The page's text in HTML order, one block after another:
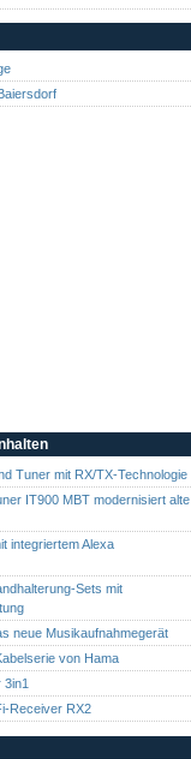
Tuner mit RX/TX-Technologie
IT900 MBT modernisiert alte
integriertem Alexa
Sets mit
neue Musikaufnahmegerät
von Hama
Receiver RX2